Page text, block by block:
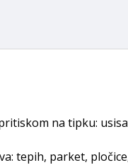
na tipku:
tepih, parket,